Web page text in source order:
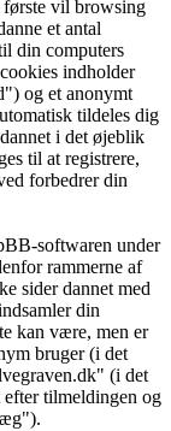
første vil browsing
et antal
din computers
indholder
og et anonymt
tildeles dig
i det øjeblik
til at registrere,
forbedrer din
softwaren under
rammerne af
sider dannet med
din
kan være, men er
bruger (i det
(i det
tilmeldingen og